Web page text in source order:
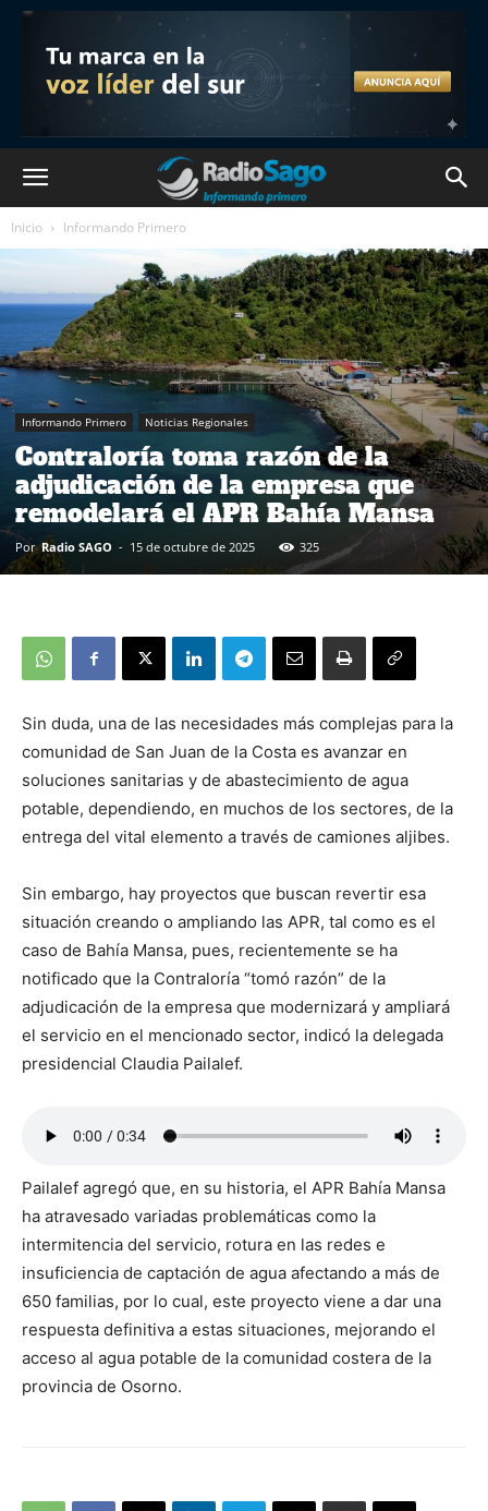
Inicio Informando Primero
Informando Primero Noticias Regionales
Contraloría toma razón de la
adjudicación de la empresa que
remodelará el APR Bahía Mansa
Por Radio SAGO - 15 de octubre de 2025 325
Sin duda, una de las necesidades más complejas para la
comunidad de San Juan de la Costa es avanzar en
soluciones sanitarias y de abastecimiento de agua
potable, dependiendo, en muchos de los sectores, de la
entrega del vital elemento a través de camiones aljibes.
Sin embargo, hay proyectos que buscan revertir esa
situación creando o ampliando las APR, tal como es el
caso de Bahía Mansa, pues, recientemente se ha
notificado que la Contraloría “tomó razón” de la
adjudicación de la empresa que modernizará y ampliará
el servicio en el mencionado sector, indicó la delegada
presidencial Claudia Pailalef.
Pailalef agregó que, en su historia, el APR Bahía Mansa
ha atravesado variadas problemáticas como la
intermitencia del servicio, rotura en las redes e
insuficiencia de captación de agua afectando a más de
650 familias, por lo cual, este proyecto viene a dar una
respuesta definitiva a estas situaciones, mejorando el
acceso al agua potable de la comunidad costera de la
provincia de Osorno.